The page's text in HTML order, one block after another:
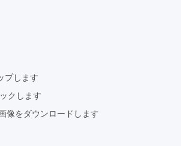
プします
クします
像をダウンロードします